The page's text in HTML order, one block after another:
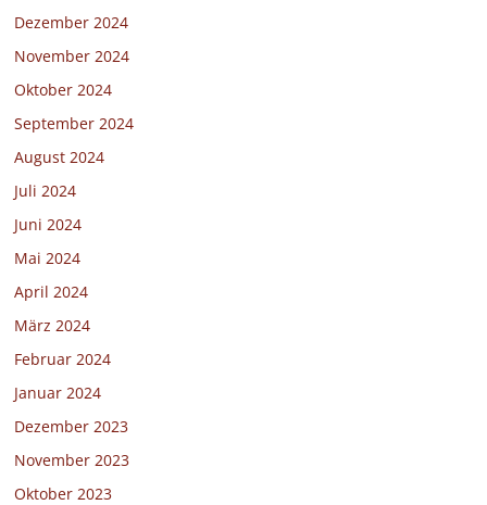
Dezember 2024
November 2024
Oktober 2024
September 2024
August 2024
Juli 2024
Juni 2024
Mai 2024
April 2024
März 2024
Februar 2024
Januar 2024
Dezember 2023
November 2023
Oktober 2023